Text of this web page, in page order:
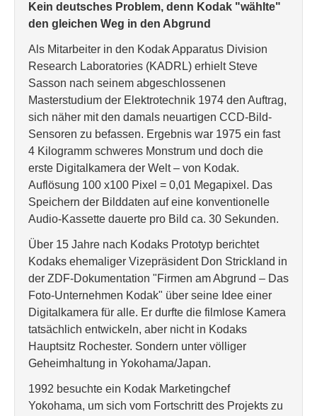
Kein deutsches Problem, denn Kodak "wählte"
den gleichen Weg in den Abgrund
Als Mitarbeiter in den Kodak Apparatus Division
Research Laboratories (KADRL) erhielt Steve
Sasson nach seinem abgeschlossenen
Masterstudium der Elektrotechnik 1974 den Auftrag,
sich näher mit den damals neuartigen CCD-Bild-
Sensoren zu befassen. Ergebnis war 1975 ein fast
4 Kilogramm schweres Monstrum und doch die
erste Digitalkamera der Welt – von Kodak.
Auflösung 100 x100 Pixel = 0,01 Megapixel. Das
Speichern der Bilddaten auf eine konventionelle
Audio-Kassette dauerte pro Bild ca. 30 Sekunden.
Über 15 Jahre nach Kodaks Prototyp berichtet
Kodaks ehemaliger Vizepräsident Don Strickland in
der ZDF-Dokumentation "Firmen am Abgrund – Das
Foto-Unternehmen Kodak" über seine Idee einer
Digitalkamera für alle. Er durfte die filmlose Kamera
tatsächlich entwickeln, aber nicht in Kodaks
Hauptsitz Rochester. Sondern unter völliger
Geheimhaltung in Yokohama/Japan.
1992 besuchte ein Kodak Marketingchef
Yokohama, um sich vom Fortschritt des Projekts zu